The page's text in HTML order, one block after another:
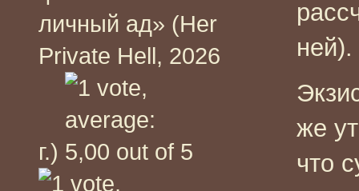
личный ад» (Her
Private Hell, 2026
г.)
ней).
же
что